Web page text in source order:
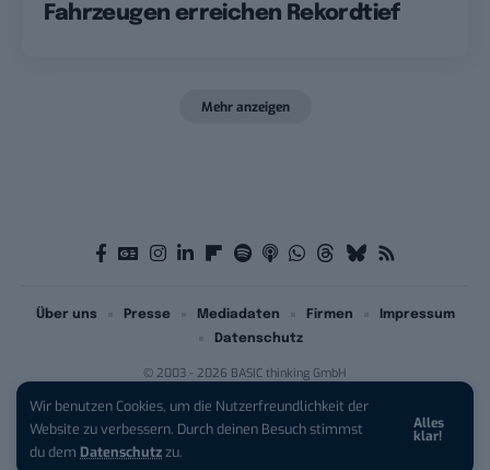
Wir benutzen Cookies, um die Nutzerfreundlichkeit der
Website zu verbessern. Durch deinen Besuch stimmst
du dem Datenschutzzu.
Alles
klar!
Fahrzeugen erreichen Rekordtief
Mehr anzeigen
© 2003 - 2026 BASIC thinking GmbH
Über uns Presse Mediadaten Firmen
Impressum
Datenschutz
iPhone 17 Pro sichern:Für 1 € +
200 € Hardware-Bonus!